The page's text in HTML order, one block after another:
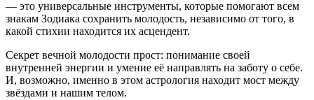
— это универсальные инструменты, которые помогают всем
знакам Зодиака сохранить молодость, независимо от того, в
какой стихии находится их асцендент.
Секрет вечной молодости прост: понимание своей
внутренней энергии и умение её направлять на заботу о себе.
И, возможно, именно в этом астрология находит мост между
звёздами и нашим телом.